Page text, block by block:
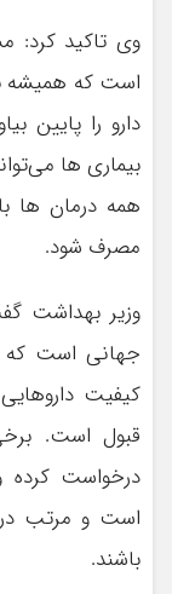
وی تاکید کرد:
است که همیشه
دارو را پایین
بیماری ها
همه درمان ها
مصرف شود.
وزیر بهداشت
جهانی است که
کیفیت
قبول است.
درخواست کرده
است و مرتب
باشند.